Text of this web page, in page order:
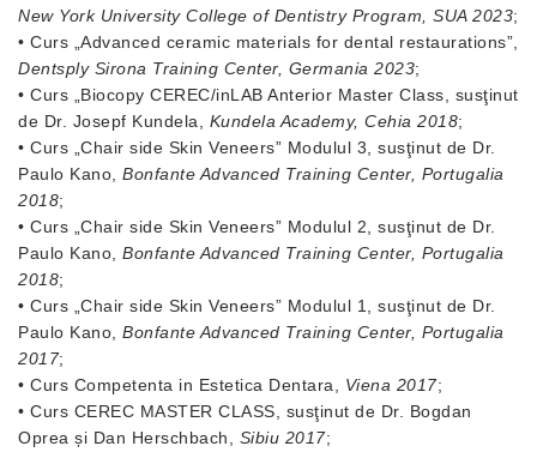
New York University College of Dentistry Program, SUA 2023;
• Curs „Advanced ceramic materials for dental restaurations”,
Dentsply Sirona Training Center, Germania 2023;
• Curs „Biocopy CEREC/inLAB Anterior Master Class, susţinut
de Dr. Josepf Kundela, Kundela Academy, Cehia 2018;
• Curs „Chair side Skin Veneers” Modulul 3, susţinut de Dr.
Paulo Kano, Bonfante Advanced Training Center, Portugalia
2018;
• Curs „Chair side Skin Veneers” Modulul 2, susţinut de Dr.
Paulo Kano, Bonfante Advanced Training Center, Portugalia
2018;
• Curs „Chair side Skin Veneers” Modulul 1, susţinut de Dr.
Paulo Kano, Bonfante Advanced Training Center, Portugalia
2017;
• Curs Competenta in Estetica Dentara, Viena 2017;
• Curs CEREC MASTER CLASS, susţinut de Dr. Bogdan
Oprea și Dan Herschbach, Sibiu 2017;